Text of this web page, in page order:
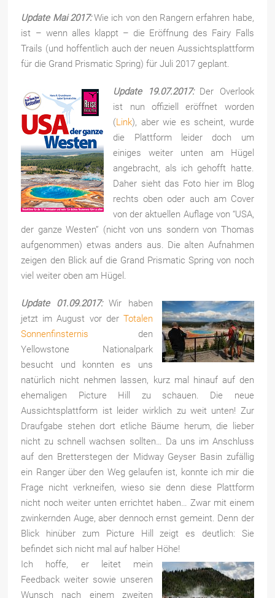
Update Mai 2017:Wie ich von den Rangern erfahren habe,
ist – wenn alles klappt – die Eröffnung des Fairy Falls
Trails (und hoffentlich auch der neuen Aussichtsplattform
für die Grand Prismatic Spring) für Juli 2017 geplant.
Update 19.07.2017:Der Overlook
ist nun offiziell eröffnet worden
(Link), aber wie es scheint, wurde
die Plattform leider doch um
einiges weiter unten am Hügel
angebracht, als ich gehofft hatte.
Daher sieht das Foto hier im Blog
rechts oben oder auch am Cover
von der aktuellen Auflage von “USA,
der ganze Westen” (nicht von uns sondern von Thomas
aufgenommen) etwas anders aus. Die alten Aufnahmen
zeigen den Blick auf die Grand Prismatic Spring von noch
viel weiter oben am Hügel.
Update 01.09.2017:Wir haben
jetzt im August vor der Totalen
Sonnenfinsternis den
Yellowstone Nationalpark
besucht und konnten es uns
natürlich nicht nehmen lassen, kurz mal hinauf auf den
ehemaligen Picture Hill zu schauen. Die neue
Aussichtsplattform ist leider wirklich zu weit unten! Zur
Draufgabe stehen dort etliche Bäume herum, die lieber
nicht zu schnell wachsen sollten… Da uns im Anschluss
auf den Bretterstegen der Midway Geyser Basin zufällig
ein Ranger über den Weg gelaufen ist, konnte ich mir die
Frage nicht verkneifen, wieso sie denn diese Plattform
nicht noch weiter unten errichtet haben… Zwar mit einem
zwinkernden Auge, aber dennoch ernst gemeint. Denn der
Blick hinüber zum Picture Hill zeigt es deutlich: Sie
befindet sich nicht mal auf halber Höhe!
Ich hoffe, er leitet mein
Feedback weiter sowie unseren
Wunsch nach einem zweiten